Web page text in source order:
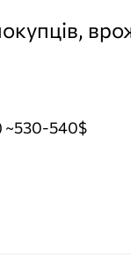
~530-540$